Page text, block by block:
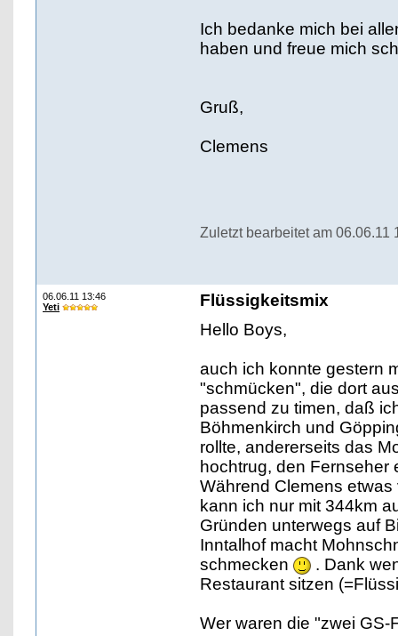
Ich bedanke mich bei
haben und freue mich
Gruß,
Clemens
Zuletzt bearbeitet am 06.06.11
06.06.11 13:46
Yeti
Flüssigkeitsmix
Hello Boys,
auch ich konnte gestern
"schmücken", die dort
passend zu timen, daß
Böhmenkirch und
rollte, andererseits das
hochtrug, den Fernseher
Während Clemens
kann ich nur mit 344km
Gründen unterwegs auf
Inntalhof macht
schmecken
. Dank
Restaurant sitzen
Wer waren die "zwei GS-